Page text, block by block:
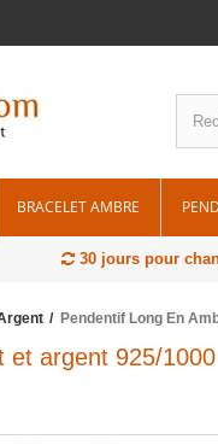
BRACELET AMBRE
30 jours pour
Pendentif Long En
et argent 925/1000